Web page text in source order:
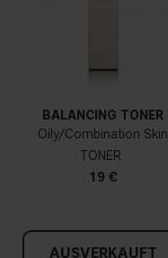
BALANCING TONER
Oily/Combination Skin
TONER
19 €
AUSVERKAUFT